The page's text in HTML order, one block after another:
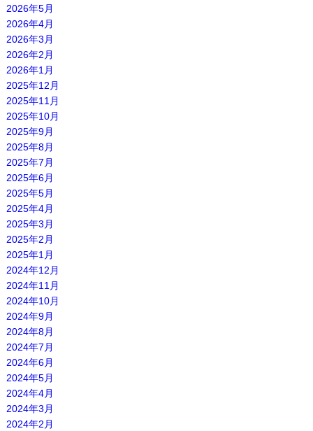
2026年5月
2026年4月
2026年3月
2026年2月
2026年1月
2025年12月
2025年11月
2025年10月
2025年9月
2025年8月
2025年7月
2025年6月
2025年5月
2025年4月
2025年3月
2025年2月
2025年1月
2024年12月
2024年11月
2024年10月
2024年9月
2024年8月
2024年7月
2024年6月
2024年5月
2024年4月
2024年3月
2024年2月